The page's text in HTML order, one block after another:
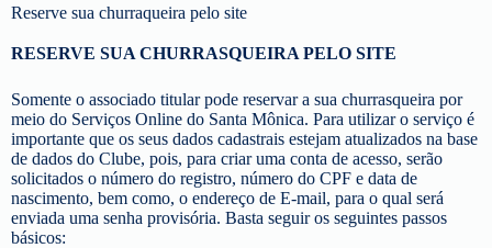
Reserve sua churraqueira pelo site
RESERVE SUA CHURRASQUEIRA PELO SITE
Somente o associado titular pode reservar a sua churrasqueira por
meio do Serviços Online do Santa Mônica. Para utilizar o serviço é
importante que os seus dados cadastrais estejam atualizados na base
de dados do Clube, pois, para criar uma conta de acesso, serão
solicitados o número do registro, número do CPF e data de
nascimento, bem como, o endereço de E‑mail, para o qual será
enviada uma senha provisória. Basta seguir os seguintes passos
básicos: